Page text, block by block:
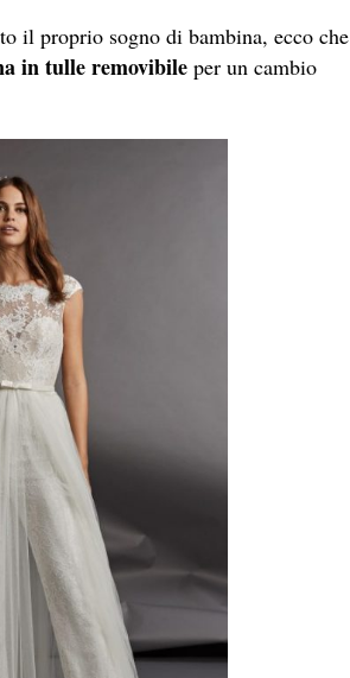
il proprio sogno di bambina, ecco che
in tulle removibile per un cambio